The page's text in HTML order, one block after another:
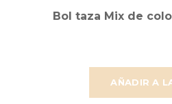
AÑADIR A
Bol taza Mix de